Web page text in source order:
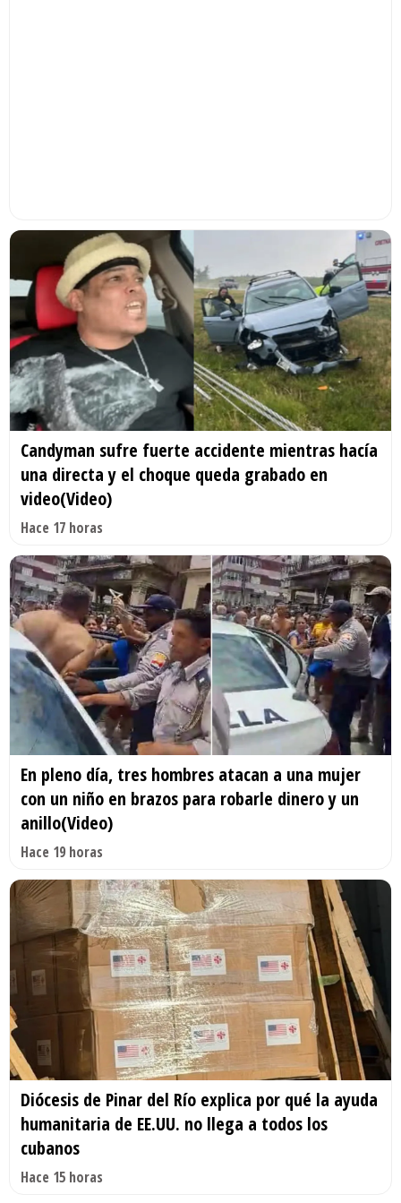
Candyman sufre fuerte accidente mientras hacía
una directa y el choque queda grabado en
video(Video)
Hace 17 horas
En pleno día, tres hombres atacan a una mujer
con un niño en brazos para robarle dinero y un
anillo(Video)
Hace 19 horas
Diócesis de Pinar del Río explica por qué la ayuda
humanitaria de EE.UU. no llega a todos los
cubanos
Hace 15 horas